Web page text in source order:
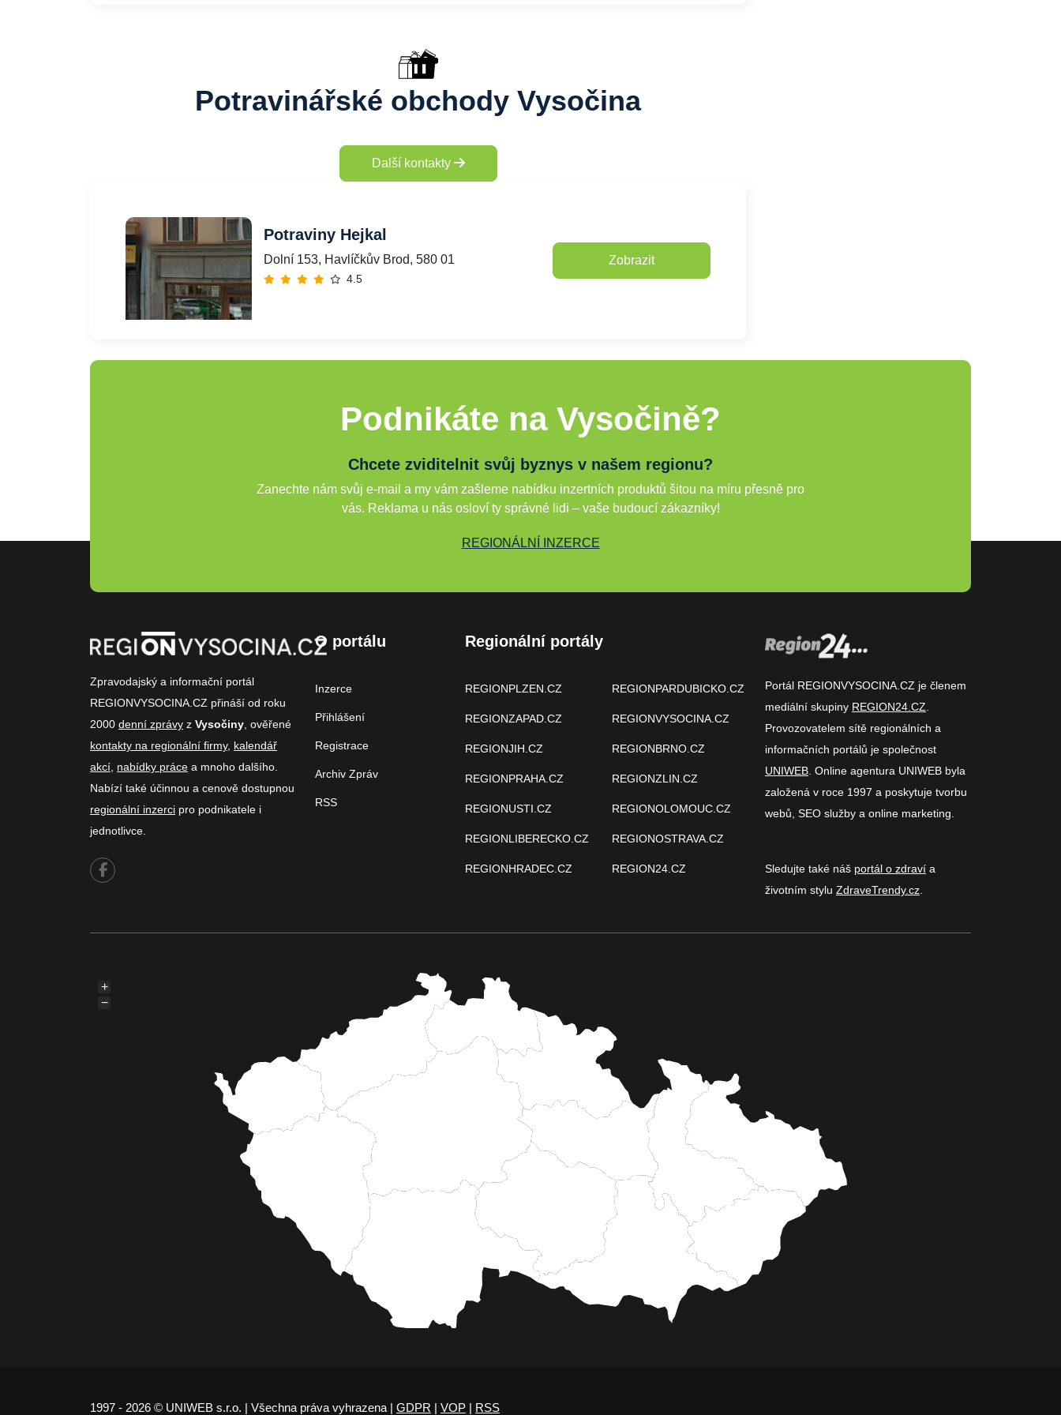
Potravinářské obchody Vysočina
Další kontakty
Potraviny Hejkal
Dolní 153, Havlíčkův Brod, 580 01
4.5
Zobrazit
Podnikáte na Vysočině?
Chcete zviditelnit svůj byznys v našem regionu?
Zanechte nám svůj e-mail a my vám zašleme nabídku inzertních produktů šitou na míru přesně pro
vás. Reklama u nás osloví ty správné lidi – vaše budoucí zákazníky!
REGIONÁLNÍ INZERCE
Zpravodajský a informační portál
REGIONVYSOCINA.CZ přináší od roku
2000 denní zprávy z Vysočiny , ověřené
kontakty na regionální firmy, kalendář
akcí nabídky práce a mnoho dalšího.
Nabízí také účinnou a cenově dostupnou
regionální inzerci pro podnikatele i
jednotlivce.
O portálu
Inzerce
Přihlášení
Registrace
Archiv Zpráv
RSS
Regionální portály
REGIONPLZEN.CZ
REGIONZAPAD.CZ
REGIONJIH.CZ
REGIONPRAHA.CZ
REGIONUSTI.CZ
REGIONLIBERECKO.CZ
REGIONHRADEC.CZ
REGIONPARDUBICKO.CZ
REGIONVYSOCINA.CZ
REGIONBRNO.CZ
REGIONZLIN.CZ
REGIONOLOMOUC.CZ
REGIONOSTRAVA.CZ
REGION24.CZ
Portál REGIONVYSOCINA.CZ je členem
mediální skupiny REGION24.CZ
Provozovatelem sítě regionálních a
informačních portálů je společnost
UNIWEB . Online agentura UNIWEB byla
založená v roce 1997 a poskytuje tvorbu
webů, SEO služby a online marketing.
Sledujte také náš portál o zdraví a
životním stylu ZdraveTrendy.cz
+
−
1997 - 2026 © UNIWEB s.r.o. | Všechna práva vyhrazena | GDPR | VOP | RSS